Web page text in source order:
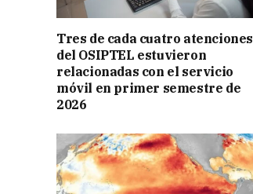
Tres de cada cuatro atenciones
del OSIPTEL estuvieron
relacionadas con el servicio
móvil en primer semestre de
2026